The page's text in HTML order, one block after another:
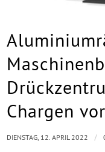
Chargen vor
DIENSTAG, 12. APRIL 2022 /